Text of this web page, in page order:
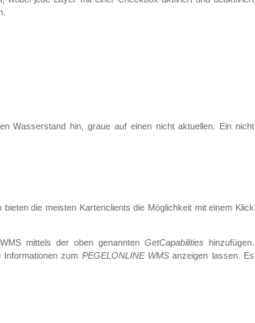
Wasserstand hin, graue auf einen nicht aktuellen. Ein nicht
die meisten Kartenclients die Möglichkeit mit einem Klick
mittels der oben genannten GetCapabilities hinzufügen.
zum PEGELONLINE WMSanzeigen lassen. Es